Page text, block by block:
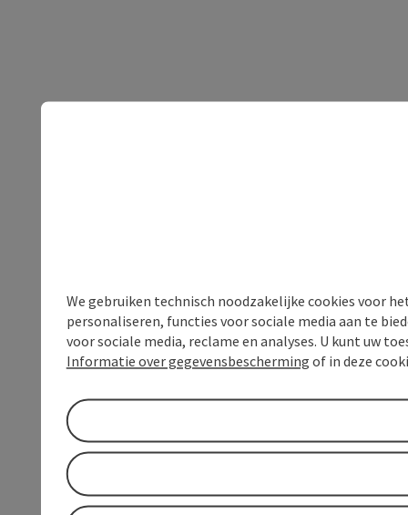
We gebruiken technisch noodzakelijke cookies voor
personaliseren, functies voor sociale media aan te
voor sociale media, reclame en analyses. U kunt uw
Informatie over gegevensbescherming of in deze